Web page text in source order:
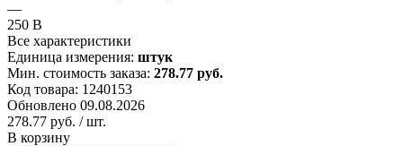
—
250 В
Все характеристики
Единица измерения: штук
Мин. стоимость заказа: 278.77 руб.
Код товара: 1240153
Обновлено 09.08.2026
278.77 руб. / шт.
В корзину